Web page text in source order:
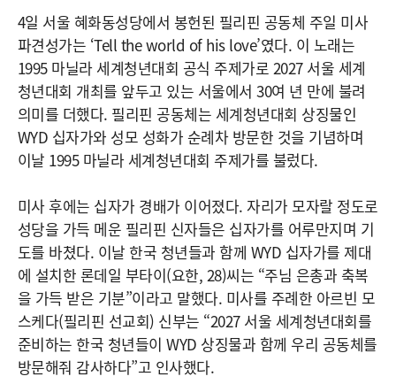
4일 서울 혜화동성당에서 봉헌된 필리핀 공동체 주일 미사
파견성가는 ‘Tell the world of his love’였다. 이 노래는
1995 마닐라 세계청년대회 공식 주제가로 2027 서울 세계
청년대회 개최를 앞두고 있는 서울에서 30여 년 만에 불려
의미를 더했다. 필리핀 공동체는 세계청년대회 상징물인
WYD 십자가와 성모 성화가 순례차 방문한 것을 기념하며
이날 1995 마닐라 세계청년대회 주제가를 불렀다.
미사 후에는 십자가 경배가 이어졌다. 자리가 모자랄 정도로
성당을 가득 메운 필리핀 신자들은 십자가를 어루만지며 기
도를 바쳤다. 이날 한국 청년들과 함께 WYD 십자가를 제대
에 설치한 론데일 부타이(요한, 28)씨는 “주님 은총과 축복
을 가득 받은 기분”이라고 말했다. 미사를 주례한 아르빈 모
스케다(필리핀 선교회) 신부는 “2027 서울 세계청년대회를
준비하는 한국 청년들이 WYD 상징물과 함께 우리 공동체를
방문해줘 감사하다”고 인사했다.